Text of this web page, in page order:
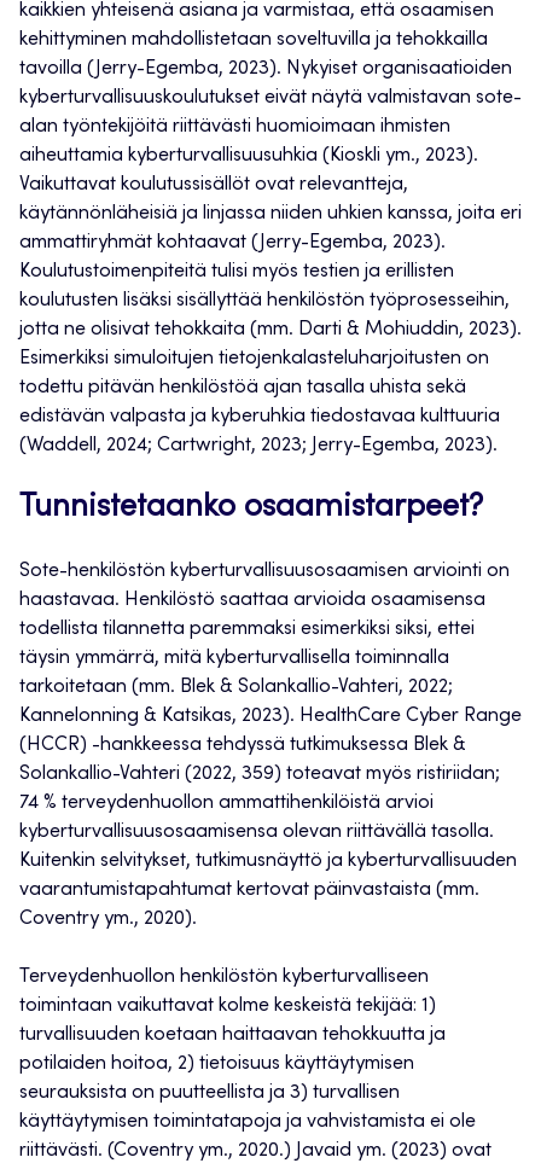
kaikkien yhteisenä asiana ja varmistaa, että osaamisen
kehittyminen mahdollistetaan soveltuvilla ja tehokkailla
tavoilla (Jerry-Egemba, 2023). Nykyiset organisaatioiden
kyberturvallisuuskoulutukset eivät näytä valmistavan sote-
alan työntekijöitä riittävästi huomioimaan ihmisten
aiheuttamia kyberturvallisuusuhkia (Kioskli ym., 2023).
Vaikuttavat koulutussisällöt ovat relevantteja,
käytännönläheisiä ja linjassa niiden uhkien kanssa, joita eri
ammattiryhmät kohtaavat (Jerry-Egemba, 2023).
Koulutustoimenpiteitä tulisi myös testien ja erillisten
koulutusten lisäksi sisällyttää henkilöstön työprosesseihin,
jotta ne olisivat tehokkaita (mm. Darti & Mohiuddin, 2023).
Esimerkiksi simuloitujen tietojenkalasteluharjoitusten on
todettu pitävän henkilöstöä ajan tasalla uhista sekä
edistävän valpasta ja kyberuhkia tiedostavaa kulttuuria
(Waddell, 2024; Cartwright, 2023; Jerry-Egemba, 2023).
Tunnistetaanko osaamistarpeet?
Sote-henkilöstön kyberturvallisuusosaamisen arviointi on
haastavaa. Henkilöstö saattaa arvioida osaamisensa
todellista tilannetta paremmaksi esimerkiksi siksi, ettei
täysin ymmärrä, mitä kyberturvallisella toiminnalla
tarkoitetaan (mm. Blek & Solankallio-Vahteri, 2022;
Kannelonning & Katsikas, 2023). HealthCare Cyber Range
(HCCR) -hankkeessa tehdyssä tutkimuksessa Blek &
Solankallio-Vahteri (2022, 359) toteavat myös ristiriidan;
74 % terveydenhuollon ammattihenkilöistä arvioi
kyberturvallisuusosaamisensa olevan riittävällä tasolla.
Kuitenkin selvitykset, tutkimusnäyttö ja kyberturvallisuuden
vaarantumistapahtumat kertovat päinvastaista (mm.
Coventry ym., 2020).
Terveydenhuollon henkilöstön kyberturvalliseen
toimintaan vaikuttavat kolme keskeistä tekijää: 1)
turvallisuuden koetaan haittaavan tehokkuutta ja
potilaiden hoitoa, 2) tietoisuus käyttäytymisen
seurauksista on puutteellista ja 3) turvallisen
käyttäytymisen toimintatapoja ja vahvistamista ei ole
riittävästi. (Coventry ym., 2020.) Javaid ym. (2023) ovat